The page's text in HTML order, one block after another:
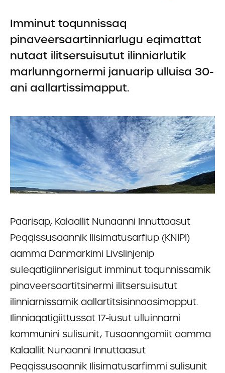
Imminut toqunnissaq
pinaveersaartinniarlugu eqimattat
nutaat ilitsersuisutut ilinniarlutik
marlunngornermi januarip ulluisa 30-
ani aallartissimapput.
Paarisap, Kalaallit Nunaanni Innuttaasut
Peqqissusaannik Ilisimatusarfiup (KNIPI)
aamma Danmarkimi Livslinjenip
suleqatigiinnerisigut imminut toqunnissamik
pinaveersaartitsinermi ilitsersuisutut
ilinniarnissamik aallartitsisinnaasimapput.
Ilinniaqatigiittussat 17-iusut ulluinnarni
kommunini sulisunit, Tusaanngamiit aamma
Kalaallit Nunaanni Innuttaasut
Peqqissusaannik Ilisimatusarfimmi sulisunit